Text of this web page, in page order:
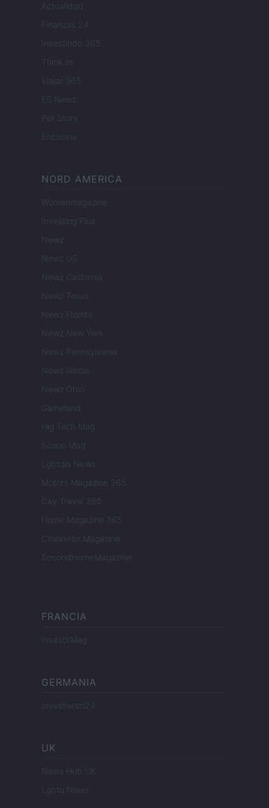
Actualidad
Finanzas 24
Investindo 365
Think.es
Viajar 365
ES Newz
Pet Story
Encocina
NORD AMERICA
Womanmagazine
Investing Plus
Newz
Newz US
Newz California
Newz Texas
Newz Florida
Newz New York
Newz Pennsylvania
Newz Illinois
Newz Ohio
Gameland
Hig Tech Mag
Scoop Mag
Lgbtqia News
Motors Magazine 365
Day Travel 365
Home Magazine 365
Cineverse Magazine
SecondHomeMagazine
FRANCIA
InvestirMag
GERMANIA
Investieren24
UK
News Hub UK
Lgbtq News